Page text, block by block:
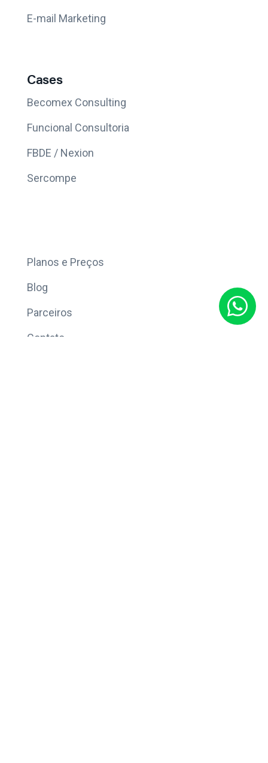
E-mail Marketing
Cases
Becomex Consulting
Funcional Consultoria
FBDE / Nexion
Sercompe
Planos e Preços
Blog
Parceiros
Contato